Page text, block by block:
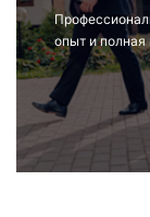
опыт и полная